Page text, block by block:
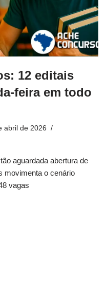
12 editais
feira em todo
abril de 2026
aguardada abertura de
movimenta o cenário
vagas